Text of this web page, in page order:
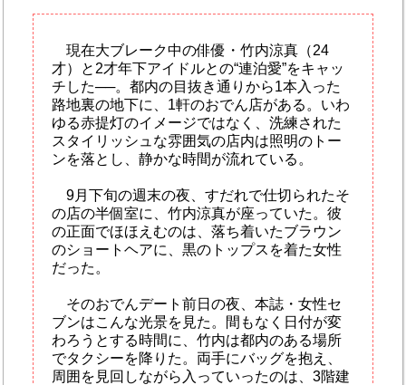
現在大ブレーク中の俳優・竹内涼真（24
才）と2才年下アイドルとの“連泊愛”をキャッ
チした──。都内の目抜き通りから1本入った
路地裏の地下に、1軒のおでん店がある。いわ
ゆる赤提灯のイメージではなく、洗練された
スタイリッシュな雰囲気の店内は照明のトー
ンを落とし、静かな時間が流れている。
9月下旬の週末の夜、すだれで仕切られたそ
の店の半個室に、竹内涼真が座っていた。彼
の正面でほほえむのは、落ち着いたブラウン
のショートヘアに、黒のトップスを着た女性
だった。
そのおでんデート前日の夜、本誌・女性セ
ブンはこんな光景を見た。間もなく日付が変
わろうとする時間に、竹内は都内のある場所
でタクシーを降りた。両手にバッグを抱え、
周囲を見回しながら入っていったのは、3階建